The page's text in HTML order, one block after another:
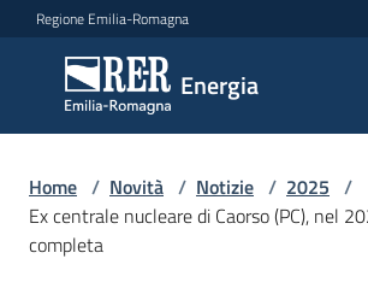
Vai al contenuto
Vai alla navigazione
Vai al footer
Regione Emilia-Romagna
Energia
Energia
Argomenti
Home / Novità / Notizie / 2025 /
Ex centrale nucleare di Caorso (PC), nel
completa